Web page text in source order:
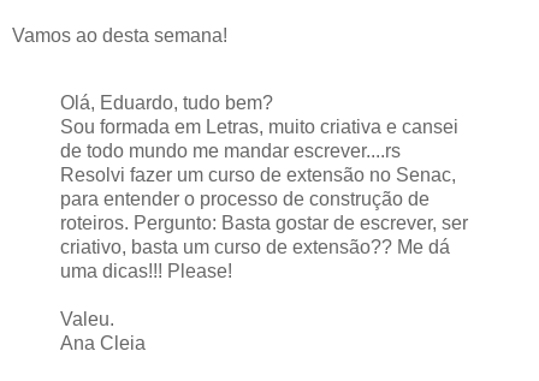
Vamos ao desta semana!
Olá, Eduardo, tudo bem?
Sou formada em Letras, muito criativa e cansei
de todo mundo me mandar escrever....rs
Resolvi fazer um curso de extensão no Senac,
para entender o processo de construção de
roteiros. Pergunto: Basta gostar de escrever, ser
criativo, basta um curso de extensão?? Me dá
uma dicas!!! Please!
Valeu.
Ana Cleia